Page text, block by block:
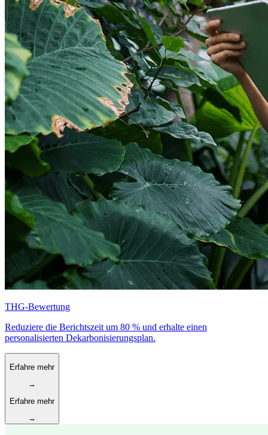
THG-Bewertung
Reduziere die Berichtszeit um 80 % und erhalte einen
personalisierten Dekarbonisierungsplan.
Erfahre mehr
→
Erfahre mehr
→